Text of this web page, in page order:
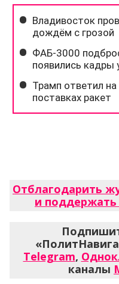
Отблагодарить
и
Telegram,
каналы